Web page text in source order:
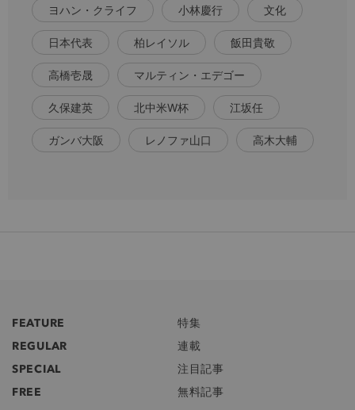
ヨハン・クライフ 小林慶行 文化
日本代表 柏レイソル 飯田貴敬
高橋壱晟 マルティン・エデゴー
久保建英 北中米W杯 江坂任
ガンバ大阪 レノファ山口 高木大輔
FEATURE
特集
REGULAR
連載
SPECIAL
注目記事
FREE
無料記事